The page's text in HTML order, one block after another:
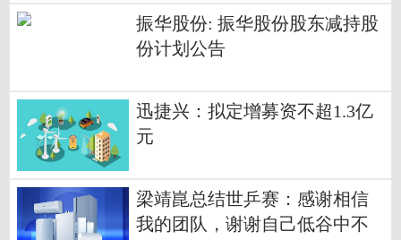
振华股份: 振华股份股东减持股
份计划公告
迅捷兴：拟定增募资不超1.3亿
元
梁靖崑总结世乒赛：感谢相信
我的团队，谢谢自己低谷中不